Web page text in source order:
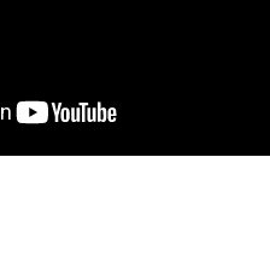
的漫畫燒掉，但你要先去買一
迎每一名 詐騙公司職員一刷